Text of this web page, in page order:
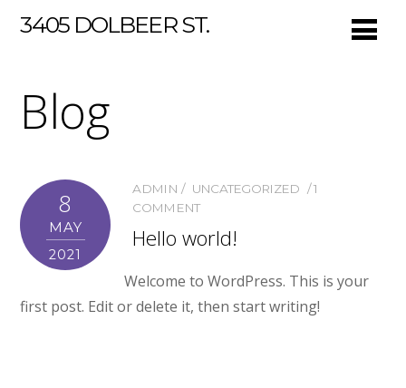
3405 DOLBEER ST.
Blog
8
MAY
2021
ADMIN UNCATEGORIZED
1
COMMENT
Hello world!
Welcome to WordPress. This is your
first post. Edit or delete it, then start writing!